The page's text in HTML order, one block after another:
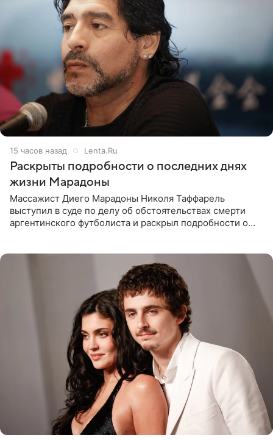
15 часов назад Lenta.Ru
Раскрыты подробности о последних днях
жизни Марадоны
Массажист Диего Марадоны Николя Таффарель
выступил в суде по делу об обстоятельствах смерти
аргентинского футболиста и раскрыл подробности о